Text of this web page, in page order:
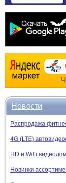
Новости
Распродажа
4G (LTE)
HD и WiFi
Новинки